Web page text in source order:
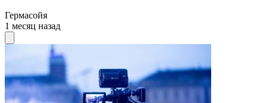
Гермасойя
1 месяц назад